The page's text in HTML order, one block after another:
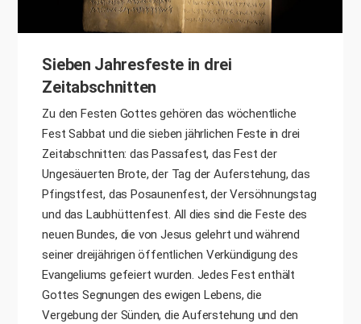
Sieben Jahresfeste in drei
Zeitabschnitten
Zu den Festen Gottes gehören das wöchentliche
Fest Sabbat und die sieben jährlichen Feste in drei
Zeitabschnitten: das Passafest, das Fest der
Ungesäuerten Brote, der Tag der Auferstehung, das
Pfingstfest, das Posaunenfest, der Versöhnungstag
und das Laubhüttenfest. All dies sind die Feste des
neuen Bundes, die von Jesus gelehrt und während
seiner dreijährigen öffentlichen Verkündigung des
Evangeliums gefeiert wurden. Jedes Fest enthält
Gottes Segnungen des ewigen Lebens, die
Vergebung der Sünden, die Auferstehung und den